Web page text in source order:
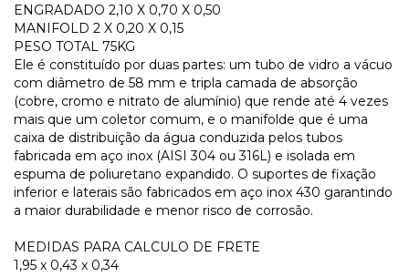
ENGRADADO 2,10 X 0,70 X 0,50
MANIFOLD 2 X 0,20 X 0,15
PESO TOTAL 75KG
Ele é constituído por duas partes: um tubo de vidro a vácuo
com diâmetro de 58 mm e tripla camada de absorção
(cobre, cromo e nitrato de alumínio) que rende até 4 vezes
mais que um coletor comum, e o manifolde que é uma
caixa de distribuição da água conduzida pelos tubos
fabricada em aço inox (AISI 304 ou 316L) e isolada em
espuma de poliuretano expandido. O suportes de fixação
inferior e laterais são fabricados em aço inox 430 garantindo
a maior durabilidade e menor risco de corrosão.
MEDIDAS PARA CALCULO DE FRETE
1,95 x 0,43 x 0,34